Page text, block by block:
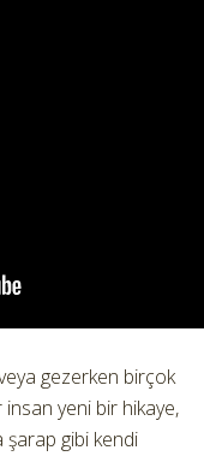
gezerken birçok
yeni bir hikaye,
şarap gibi kendi